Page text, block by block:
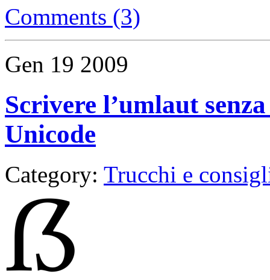
Comments (3)
Gen 19 2009
Scrivere l’umlaut
Unicode
Category: Trucchi e